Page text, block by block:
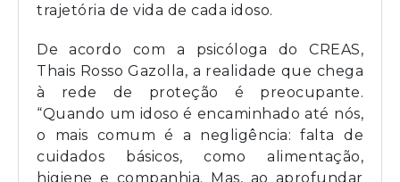
trajetória de vida de cada idoso.
De acordo com a psicóloga do CREAS,
Thais Rosso Gazolla, a realidade que chega
à rede de proteção é preocupante.
“Quando um idoso é encaminhado até nós,
o mais comum é a negligência: falta de
cuidados básicos, como alimentação,
higiene e companhia. Mas, ao aprofundar